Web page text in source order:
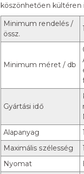
köszönhetően kültéren
Minimum rendelés /
össz.
Minimum méret / db
Gyártási idő
Alapanyag
Maximális szélesség
Nyomat